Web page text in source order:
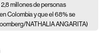
millones de personas
Colombia y que el 68% se
NATHALIA ANGARITA)